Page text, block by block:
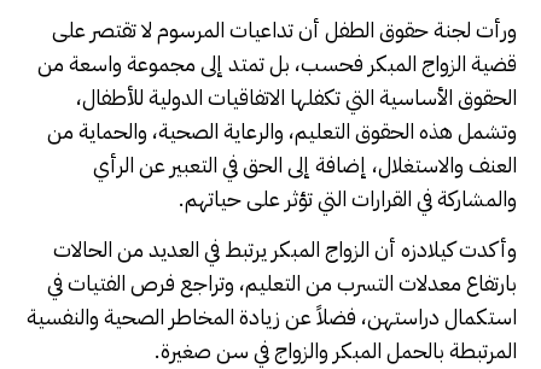
ورأت لجنة حقوق الطفل أن تداعيات المرسوم لا تقتصر على
قضية الزواج المبكر فحسب، بل تمتد إلى مجموعة واسعة من
الحقوق الأساسية التي تكفلها الاتفاقيات الدولية للأطفال،
وتشمل هذه الحقوق التعليم، والرعاية الصحية، والحماية من
العنف والاستغلال، إضافة إلى الحق في التعبير عن الرأي
والمشاركة في القرارات التي تؤثر على حياتهم.
وأكدت كيلادزه أن الزواج المبكر يرتبط في العديد من الحالات
بارتفاع معدلات التسرب من التعليم، وتراجع فرص الفتيات في
استكمال دراستهن، فضلاً عن زيادة المخاطر الصحية والنفسية
المرتبطة بالحمل المبكر والزواج في سن صغيرة.